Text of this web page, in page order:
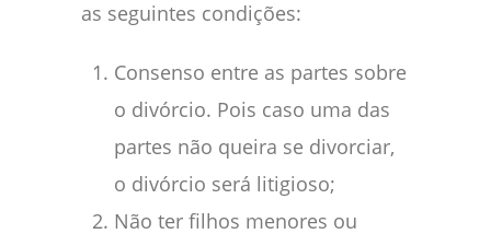
as seguintes condições:
Consenso entre as partes sobre
o divórcio. Pois caso uma das
partes não queira se divorciar,
o divórcio será litigioso;
Não ter filhos menores ou